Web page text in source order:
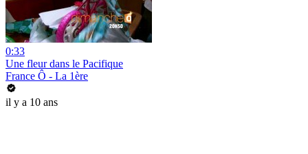
0:33
Une fleur dans le Pacifique
France Ô - La 1ère
il y a 10 ans